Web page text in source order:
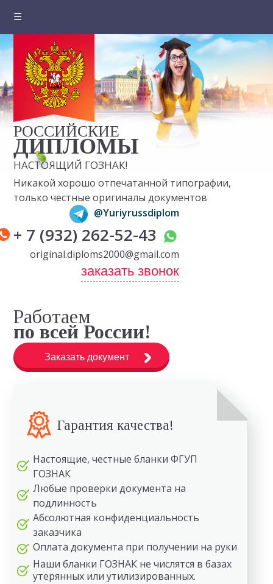
☰
О компании
Цены на документы
Вопросы и ответы
Отзывы клиентов
Оплата и доставка
Контакты
РОССИЙСКИЕ
ДИПЛОМЫ
НАСТОЯЩИЙ ГОЗНАК!
Никакой хорошо отпечатанной типографии,
только честные оригиналы документов
@Yuriyrussdiplom
+ 7 (932) 262-52-43
original.diploms2000@gmail.com
заказать звонок
Работаем
по всей России!
Заказать документ
Гарантия качества!
Настоящие, честные бланки ФГУП
ГОЗНАК
Любые проверки документа на
подлинность
Абсолютная конфиденциальность
заказчика
Оплата документа при получении на руки
Наши бланки ГОЗНАК не числятся в базах
утерянных или утилизированных.